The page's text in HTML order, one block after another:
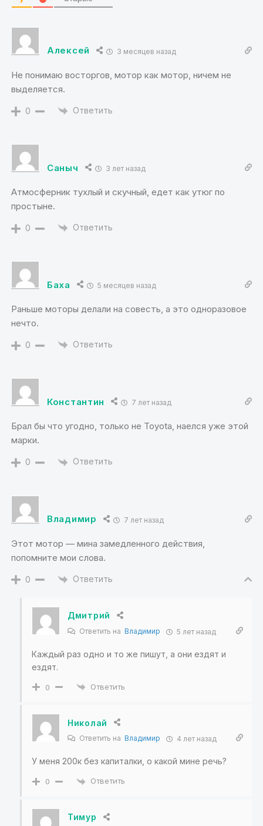
Алексей 3 месяцев назад
Не понимаю восторгов, мотор как мотор, ничем не
выделяется.
0 Ответить
Саныч 3 лет назад
Атмосферник тухлый и скучный, едет как утюг по
простыне.
0 Ответить
Баха 5 месяцев назад
Раньше моторы делали на совесть, а это одноразовое
нечто.
0 Ответить
Константин 7 лет назад
Брал бы что угодно, только не Toyota, наелся уже этой
марки.
0 Ответить
Владимир 7 лет назад
Этот мотор — мина замедленного действия,
попомните мои слова.
0 Ответить
Дмитрий
Ответить на Владимир 5 лет назад
Каждый раз одно и то же пишут, а они ездят и
ездят.
0 Ответить
Николай
Ответить на Владимир 4 лет назад
У меня 200к без капиталки, о какой мине речь?
0 Ответить
Тимур